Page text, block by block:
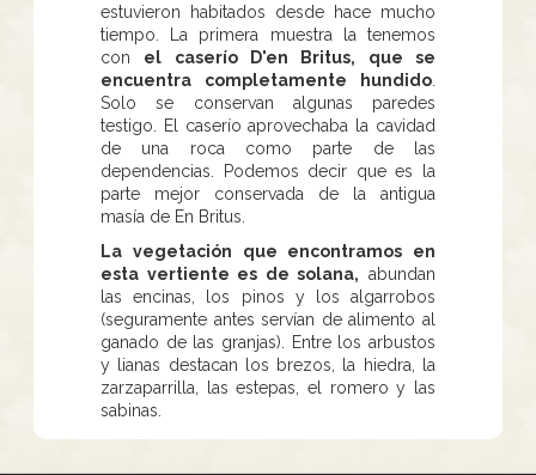
estuvieron habitados desde hace mucho
tiempo. La primera muestra la tenemos
con el caserío D'en Britus, que se
encuentra completamente hundido
Solo se conservan algunas paredes
testigo. El caserío aprovechaba la cavidad
de una roca como parte de las
dependencias. Podemos decir que es la
parte mejor conservada de la antigua
masía de En Britus.
La vegetación que encontramos en
esta vertiente es de solana, abundan
las encinas, los pinos y los algarrobos
(seguramente antes servían de alimento al
ganado de las granjas). Entre los arbustos
y lianas destacan los brezos, la hiedra, la
zarzaparrilla, las estepas, el romero y las
sabinas.